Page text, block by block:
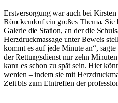
Erstversorgung war auch bei
Rönckendorf ein großes Thema.
Galerie die Station, an der die
Herzdruckmassage unter Beweis
kommt es auf jede Minute an“,
der Rettungsdienst nur zehn
kann es schon zu spät sein. Hier
werden – indem sie mit
Zeit bis zum Eintreffen der